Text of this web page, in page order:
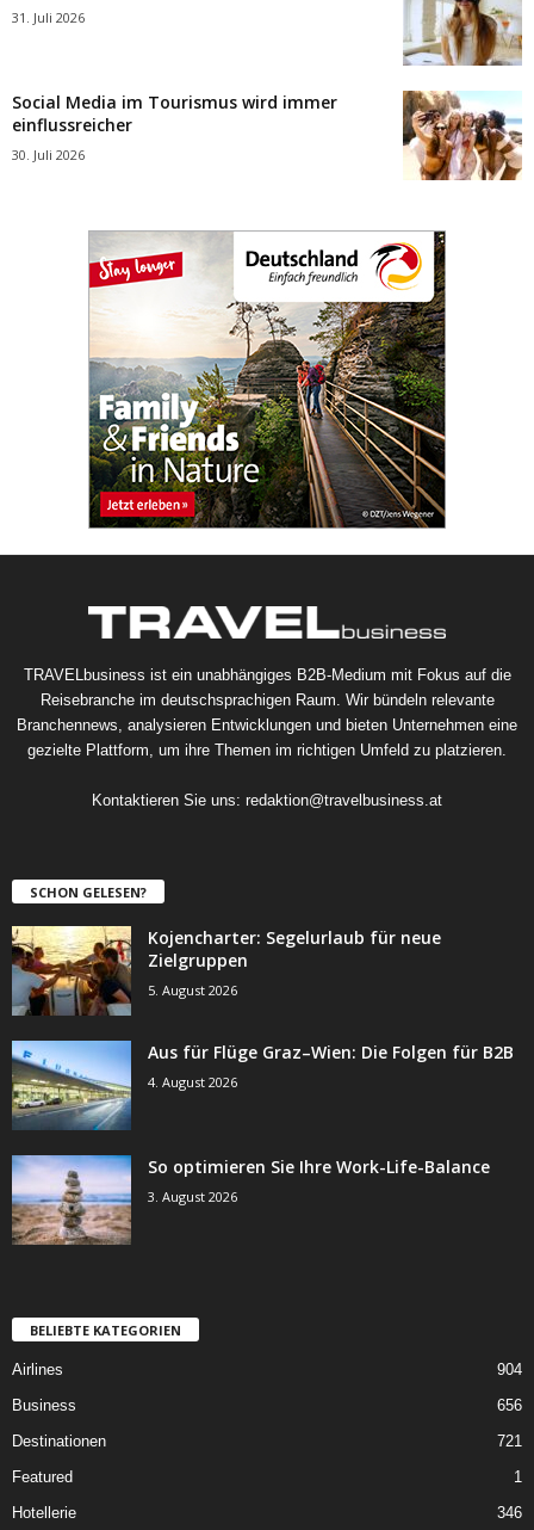
31. Juli 2026
Social Media im Tourismus wird immer
einflussreicher
30. Juli 2026
TRAVELbusiness ist ein unabhängiges B2B-Medium mit Fokus auf die
Reisebranche im deutschsprachigen Raum. Wir bündeln relevante
Branchennews, analysieren Entwicklungen und bieten Unternehmen eine
gezielte Plattform, um ihre Themen im richtigen Umfeld zu platzieren.
Kontaktieren Sie uns: redaktion@travelbusiness.at
SCHON GELESEN?
Kojencharter: Segelurlaub für neue
Zielgruppen
5. August 2026
Aus für Flüge Graz–Wien: Die Folgen für B2B
4. August 2026
So optimieren Sie Ihre Work-Life-Balance
3. August 2026
BELIEBTE KATEGORIEN
Airlines
904
Business
656
Destinationen
721
Featured
1
Hotellerie
346